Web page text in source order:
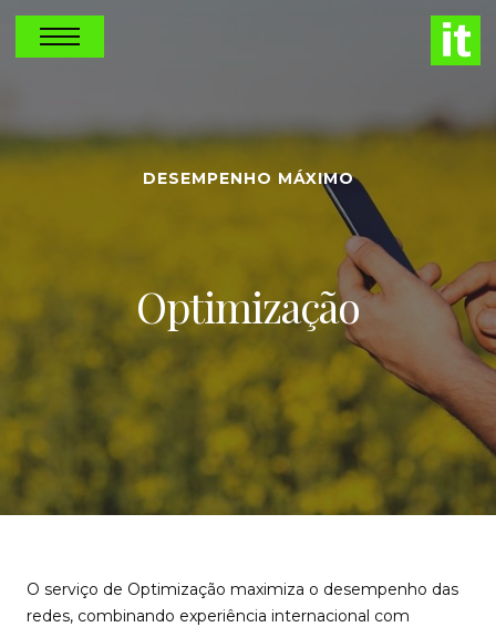
DESEMPENHO MÁXIMO
Optimização
O serviço de Optimização maximiza o desempenho das
redes, combinando experiência internacional com